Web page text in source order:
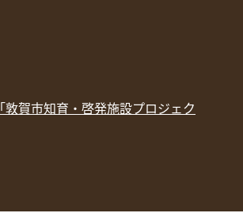
「敦賀市知育・啓発施設プロジェク